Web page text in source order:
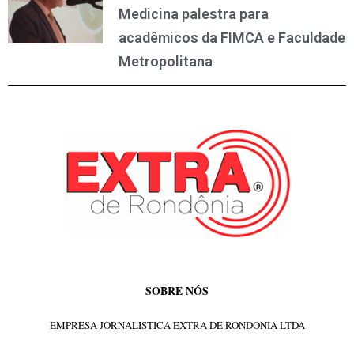
Medicina palestra para
acadêmicos da FIMCA e Faculdade
Metropolitana
SOBRE NÓS
EMPRESA JORNALISTICA EXTRA DE RONDONIA LTDA